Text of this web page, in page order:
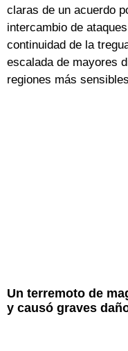
claras de un acuerdo
intercambio de
continuidad de la
escalada de mayores
regiones más
Un terremoto de
y causó graves